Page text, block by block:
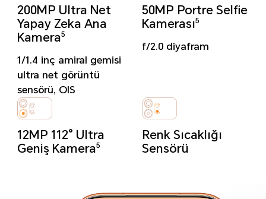
200MP Ultra Net
Yapay Zeka Ana
Kamera5
1/1.4 inç amiral gemisi
ultra net görüntü
sensörü, OIS
50MP Portre Selfie
Kamerası5
f/2.0 diyafram
12MP 112° Ultra
Geniş Kamera5
Renk Sıcaklığı
Sensörü